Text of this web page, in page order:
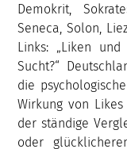
Demokrit,
Seneca, Solon,
Links: „Liken
Sucht?“
die
Wirkung von
der ständige
oder